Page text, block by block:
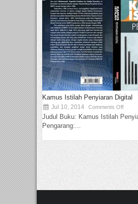
Kamus Istilah Penyiaran Digital
Jul 10, 2014 Comments Off
Judul Buku: Kamus Istilah
Pengarang:...